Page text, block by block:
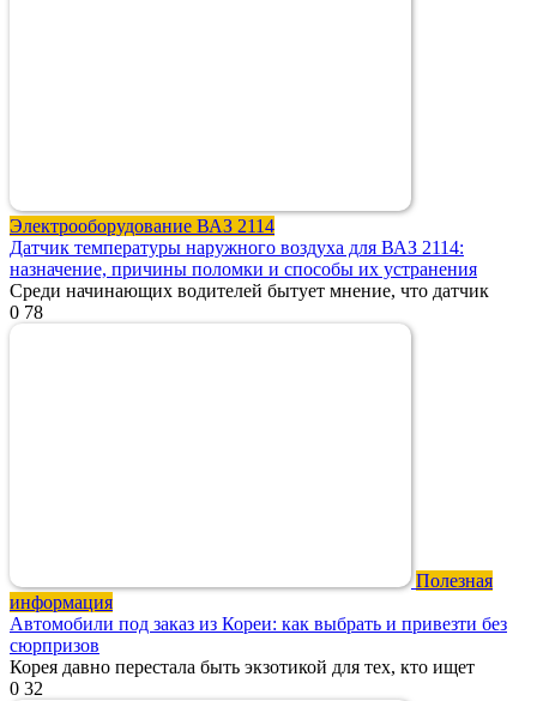
Электрооборудование ВАЗ 2114
Датчик температуры наружного воздуха для ВАЗ 2114:
назначение, причины поломки и способы их устранения
Среди начинающих водителей бытует мнение, что датчик
0 78
Полезная
информация
Автомобили под заказ из Кореи: как выбрать и привезти без
сюрпризов
Корея давно перестала быть экзотикой для тех, кто ищет
0 32